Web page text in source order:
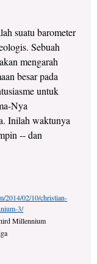
suatu barometer
Sebuah
mengarah
besar pada
untuk
Nya
Inilah waktunya
-- dan
2014/02/10/christian-
3/
Millennium